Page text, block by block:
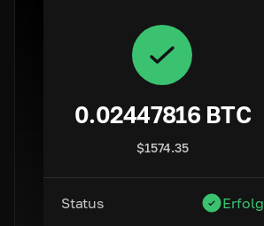
0.02447816 BTC
$1574.35
Status Erfolg